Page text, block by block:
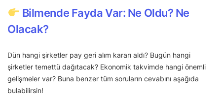
Bilmende Fayda Var: Ne Oldu? Ne
Olacak?
Dün hangi şirketler pay geri alım kararı aldı? Bugün hangi
şirketler temettü dağıtacak? Ekonomik takvimde hangi önemli
gelişmeler var? Buna benzer tüm soruların cevabını aşağıda
bulabilirsin!